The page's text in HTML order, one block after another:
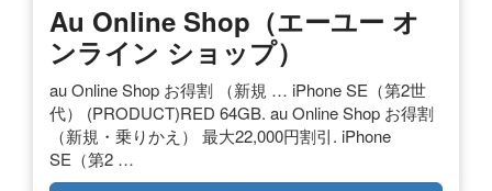
Au Online Shop（エーユー オ
ンライン ショップ）
au Online Shop お得割 （新規 … iPhone SE（第2世
代） (PRODUCT)RED 64GB. au Online Shop お得割
（新規・乗りかえ） 最大22,000円割引. iPhone
SE（第2 …